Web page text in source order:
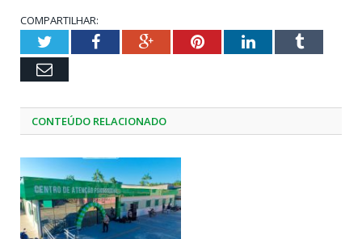
COMPARTILHAR:
TwitterFacebookGoogle+PinterestLinkedInTumblr
Email
CONTEÚDO RELACIONADO